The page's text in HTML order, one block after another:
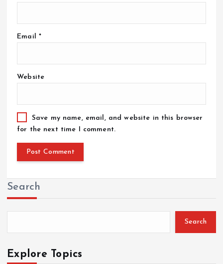
Email *
Website
Save my name, email, and website in this browser
for the next time I comment.
Search
Search
Explore Topics